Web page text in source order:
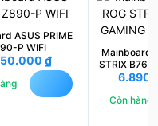
ASUS PRIME
P WIFI
₫
Mainboard
STRIX
WIFI
Còn hàng